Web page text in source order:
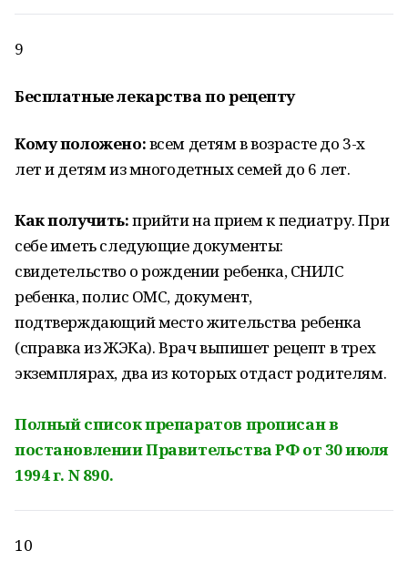
9
Бесплатные лекарства по рецепту
Кому положено:всем детям в возрасте до 3-х
лет и детям из многодетных семей до 6 лет.
Как получить:прийти на прием к педиатру. При
себе иметь следующие документы:
свидетельство о рождении ребенка, СНИЛС
ребенка, полис ОМС, документ,
подтверждающий место жительства ребенка
(справка из ЖЭКа). Врач выпишет рецепт в трех
экземплярах, два из которых отдаст родителям.
Полный список препаратов прописан в
постановлении Правительства РФ от 30 июля
1994 г. N 890.
10